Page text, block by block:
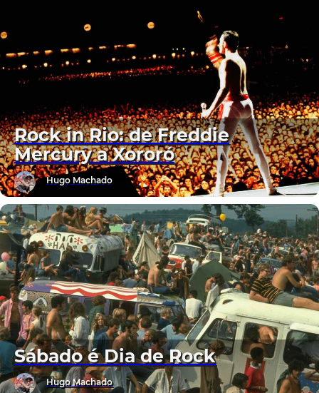
Rock in Rio: de Freddie
Mercury a Xororó
Hugo Machado
Sábado é Dia de Rock
Hugo Machado